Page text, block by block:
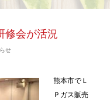
修会が活況
せ
熊本市でＬ
Ｐガス販売